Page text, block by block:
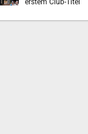
erstem Club-Titel